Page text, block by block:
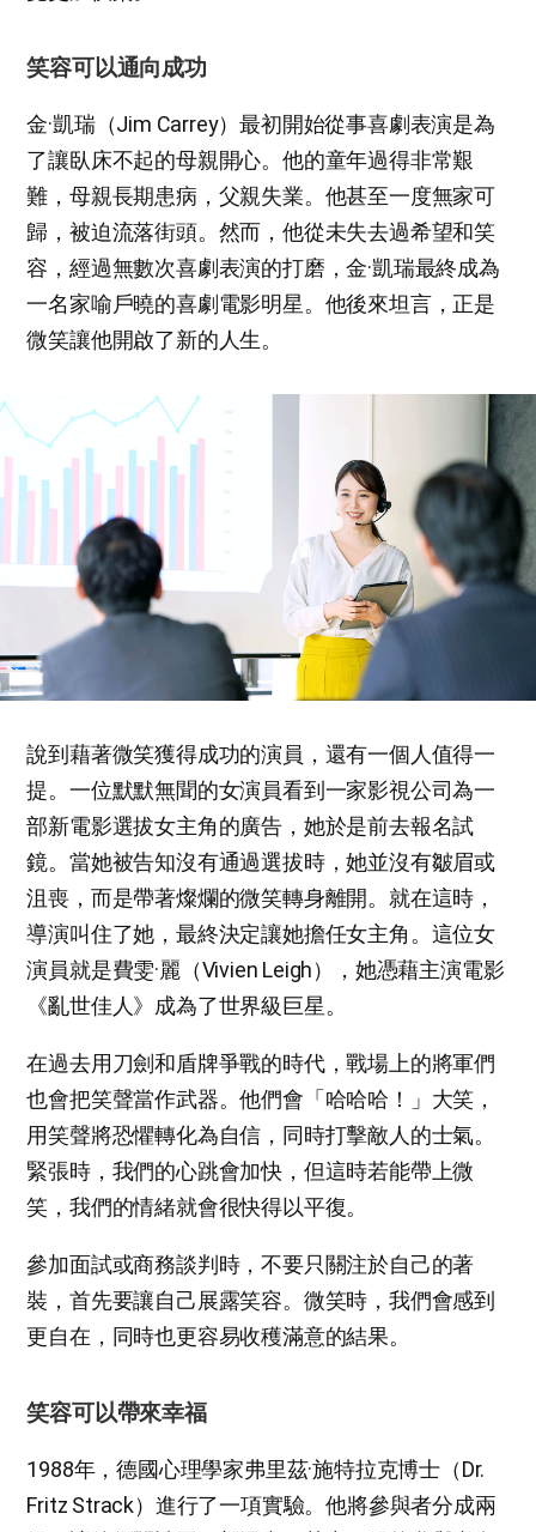
笑容可以通向成功
金·凱瑞（Jim Carrey）最初開始從事喜劇表演是為
了讓臥床不起的母親開心。他的童年過得非常艱
難，母親長期患病，父親失業。他甚至一度無家可
歸，被迫流落街頭。然而，他從未失去過希望和笑
容，經過無數次喜劇表演的打磨，金·凱瑞最終成為
一名家喻戶曉的喜劇電影明星。他後來坦言，正是
微笑讓他開啟了新的人生。
說到藉著微笑獲得成功的演員，還有一個人值得一
提。一位默默無聞的女演員看到一家影視公司為一
部新電影選拔女主角的廣告，她於是前去報名試
鏡。當她被告知沒有通過選拔時，她並沒有皺眉或
沮喪，而是帶著燦爛的微笑轉身離開。就在這時，
導演叫住了她，最終決定讓她擔任女主角。這位女
演員就是費雯·麗（Vivien Leigh），她憑藉主演電影
《亂世佳人》成為了世界級巨星。
在過去用刀劍和盾牌爭戰的時代，戰場上的將軍們
也會把笑聲當作武器。他們會「哈哈哈！」大笑，
用笑聲將恐懼轉化為自信，同時打擊敵人的士氣。
緊張時，我們的心跳會加快，但這時若能帶上微
笑，我們的情緒就會很快得以平復。
參加面試或商務談判時，不要只關注於自己的著
裝，首先要讓自己展露笑容。微笑時，我們會感到
更自在，同時也更容易收穫滿意的結果。
笑容可以帶來幸福
1988年，德國心理學家弗里茲·施特拉克博士（Dr.
Fritz Strack）進行了一項實驗。他將參與者分成兩